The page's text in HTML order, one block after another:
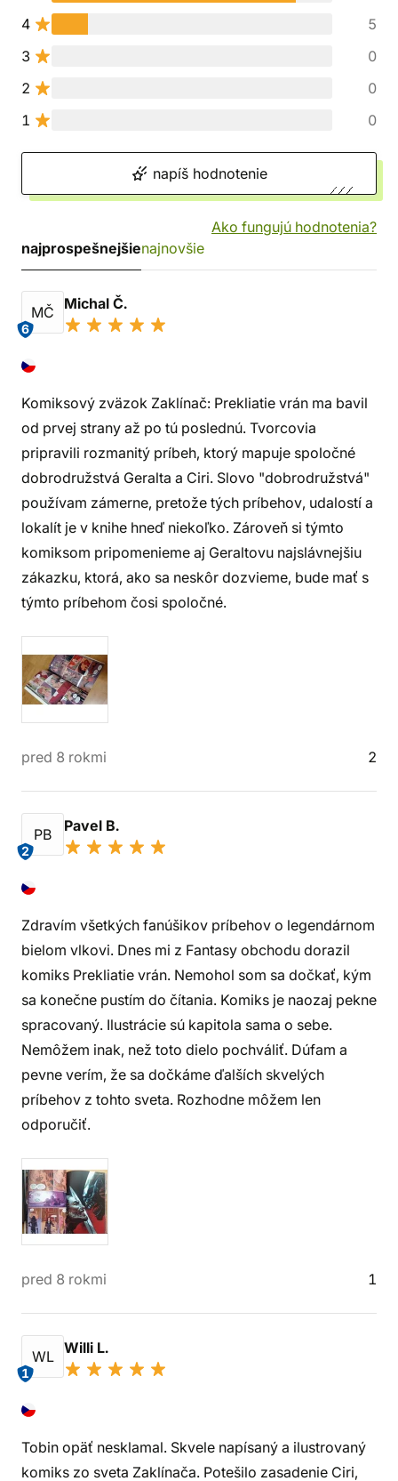
4
5
3
0
2
0
1
0
napíš hodnotenie
Ako fungujú hodnotenia?
najprospešnejšienajnovšie
MČ
6
Michal Č.
Komiksový zväzok Zaklínač: Prekliatie vrán ma bavil
od prvej strany až po tú poslednú. Tvorcovia
pripravili rozmanitý príbeh, ktorý mapuje spoločné
dobrodružstvá Geralta a Ciri. Slovo "dobrodružstvá"
používam zámerne, pretože tých príbehov, udalostí a
lokalít je v knihe hneď niekoľko. Zároveň si týmto
komiksom pripomenieme aj Geraltovu najslávnejšiu
zákazku, ktorá, ako sa neskôr dozvieme, bude mať s
týmto príbehom čosi spoločné.
pred 8 rokmi 2
PB
2
Pavel B.
Zdravím všetkých fanúšikov príbehov o legendárnom
bielom vlkovi. Dnes mi z Fantasy obchodu dorazil
komiks Prekliatie vrán. Nemohol som sa dočkať, kým
sa konečne pustím do čítania. Komiks je naozaj pekne
spracovaný. Ilustrácie sú kapitola sama o sebe.
Nemôžem inak, než toto dielo pochváliť. Dúfam a
pevne verím, že sa dočkáme ďalších skvelých
príbehov z tohto sveta. Rozhodne môžem len
odporučiť.
pred 8 rokmi 1
WL
1
Willi L.
Tobin opäť nesklamal. Skvele napísaný a ilustrovaný
komiks zo sveta Zaklínača. Potešilo zasadenie Ciri,